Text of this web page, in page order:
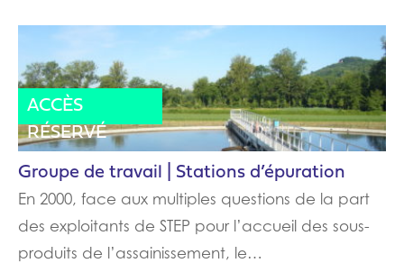
CONFÉRENCE
ACTUALITÉ
ACCÈS
RÉSERVÉ
Groupe de travail | Stations d’épuration
En 2000, face aux multiples questions de la part
des exploitants de STEP pour l’accueil des sous-
produits de l’assainissement, le…